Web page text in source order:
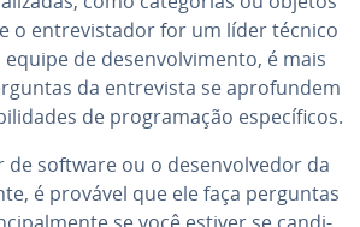
o en­tre­vis­ta­dor for um líder técnico
de de­sen­vol­vi­mento, é mais
da en­tre­vista se apro­fun­dem
de pro­gra­ma­ção es­pe­cí­fi­cos.
de software ou o de­sen­vol­ve­dor da
é provável que ele faça perguntas